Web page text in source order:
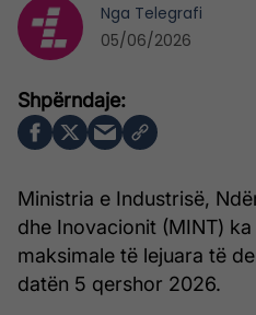
Ministria e Industrisë,
dhe Inovacionit (MINT)
maksimale të lejuara të
datën 5 qershor 2026.
Nga Telegrafi
05/06/2026